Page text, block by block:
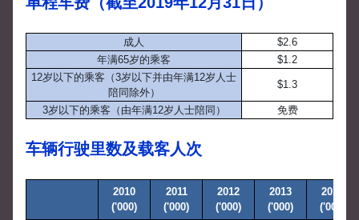
成人
$2.6
年满65岁的乘客
$1.2
12岁以下的乘客（3岁以下并由年满12岁人士
陪同除外）
$1.3
3岁以下的乘客（由年满12岁人士陪同） 免费
车辆行驶里数及载客人次
2010
('000)
2011
('000)
2012
('000)
2013
('000)
2014
('000)